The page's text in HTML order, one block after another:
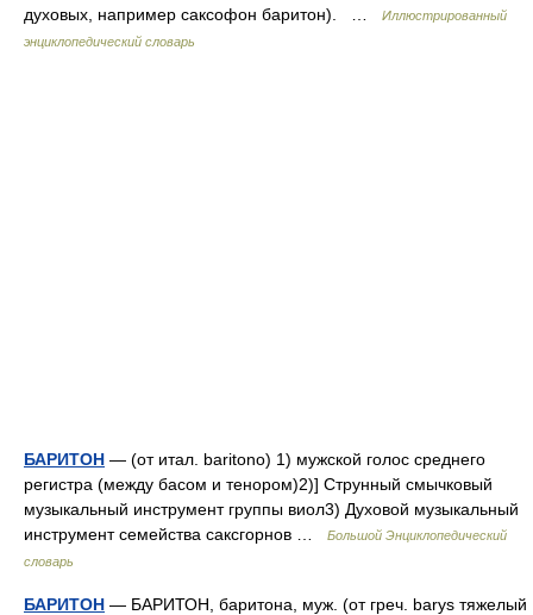
духовых, например саксофон баритон). …
Иллюстрированный
энциклопедический словарь
БАРИТОН — (от итал. baritono) 1) мужской голос среднего
регистра (между басом и тенором)2)] Струнный смычковый
музыкальный инструмент группы виол3) Духовой музыкальный
инструмент семейства саксгорнов …
Большой Энциклопедический
словарь
БАРИТОН — БАРИТОН, баритона, муж. (от греч. barys тяжелый